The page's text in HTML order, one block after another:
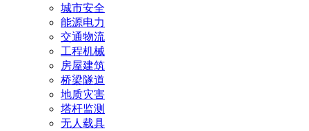
城市安全
能源电力
交通物流
工程机械
房屋建筑
桥梁隧道
地质灾害
塔杆监测
无人载具